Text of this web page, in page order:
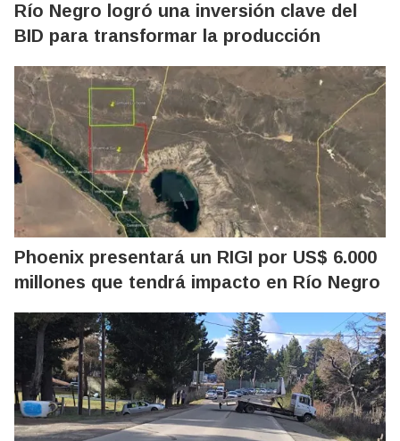
Río Negro logró una inversión clave del
BID para transformar la producción
Phoenix presentará un RIGI por US$ 6.000
millones que tendrá impacto en Río Negro